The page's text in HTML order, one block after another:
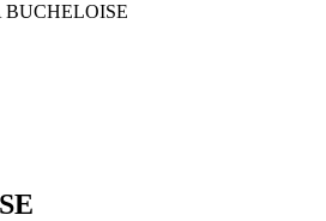
BUCHELOISE